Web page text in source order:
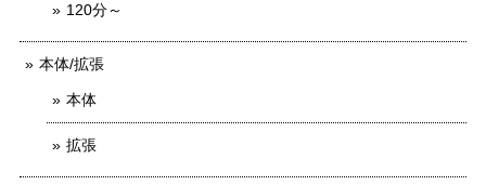
120分～
本体/拡張
本体
拡張